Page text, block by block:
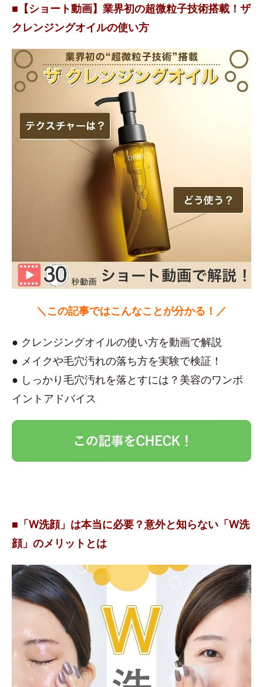
■【ショート動画】業界初の超微粒子技術搭載！ザ
クレンジングオイルの使い方
＼この記事ではこんなことが分かる！／
● クレンジングオイルの使い方を動画で解説
● メイクや毛穴汚れの落ち方を実験で検証！
● しっかり毛穴汚れを落とすには？美容のワンポ
イントアドバイス
■「W洗顔」は本当に必要？意外と知らない「W洗
顔」のメリットとは